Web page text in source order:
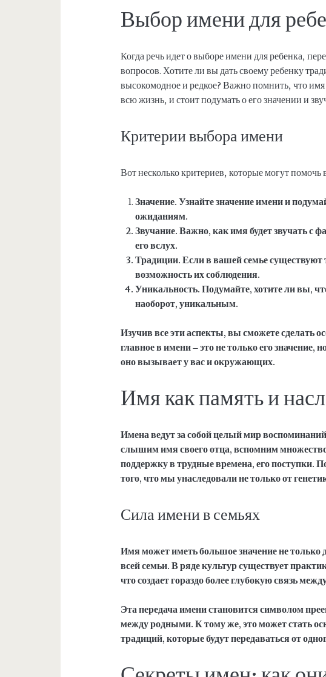
Выбор имени для
Когда речь идет о выборе имени для ребенка,
вопросов. Хотите ли вы дать своему ребенку
высокомодное и редкое? Важно помнить, что
всю жизнь, и стоит подумать о его значении и
Критерии выбора имени
Вот несколько критериев, которые могут помочь
Значение. Узнайте значение имени и
ожиданиям.
Звучание. Важно, как имя будет звучать с
его вслух.
Традиции. Если в вашей семье существуют
возможность их соблюдения.
Уникальность. Подумайте, хотите ли вы,
наоборот, уникальным.
Изучив все эти аспекты, вы сможете сделать
главное в имени – это не только его значение,
оно вызывает у вас и окружающих.
Имя как память и
Имена ведут за собой целый мир
слышим имя своего отца, вспомним
поддержку в трудные времена, его поступки.
того, что мы унаследовали не только от
Сила имени в семьях
Имя может иметь большое значение не только
всей семьи. В ряде культур существует
что создает гораздо более глубокую связь
Эта передача имени становится символом
между родными. К тому же, это может стать
традиций, которые будут передаваться от